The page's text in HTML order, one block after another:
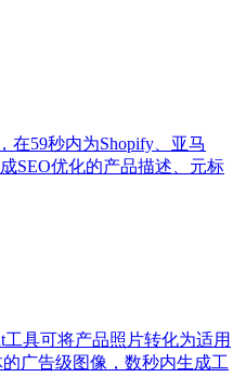
在59秒内为Shopify、亚马
SEO优化的产品描述、元标
工具可将产品照片转化为适用
广告级图像，数秒内生成工